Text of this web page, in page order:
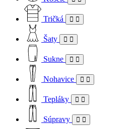
Tričká
Šaty
Sukne
Nohavice
Tepláky
Súpravy